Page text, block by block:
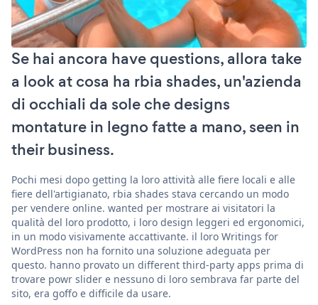
Se hai ancora have questions, allora take
a look at cosa ha rbia shades, un'azienda
di occhiali da sole che designs
montature in legno fatte a mano, seen in
their business.
Pochi mesi dopo getting la loro attività alle fiere locali e alle
fiere dell'artigianato, rbia shades stava cercando un modo
per vendere online. wanted per mostrare ai visitatori la
qualità del loro prodotto, i loro design leggeri ed ergonomici,
in un modo visivamente accattivante. il loro Writings for
WordPress non ha fornito una soluzione adeguata per
questo. hanno provato un different third-party apps prima di
trovare powr slider e nessuno di loro sembrava far parte del
sito, era goffo e difficile da usare.